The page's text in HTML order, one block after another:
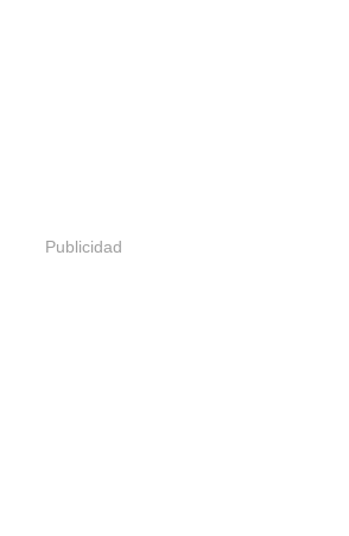
Publicidad